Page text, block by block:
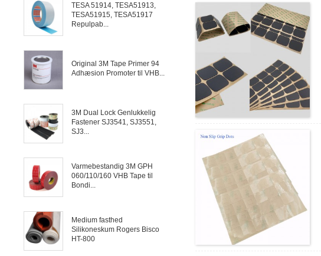
TESA 51914, TESA51913,
TESA51915, TESA51917
Repulpab...
Original 3M Tape Primer 94
Adhæsion Promoter til VHB...
3M Dual Lock Genlukkelig
Fastener SJ3541, SJ3551,
SJ3...
Varmebestandig 3M GPH
060/110/160 VHB Tape til
Bondi...
Medium fasthed
Silikoneskum Rogers Bisco
HT-800